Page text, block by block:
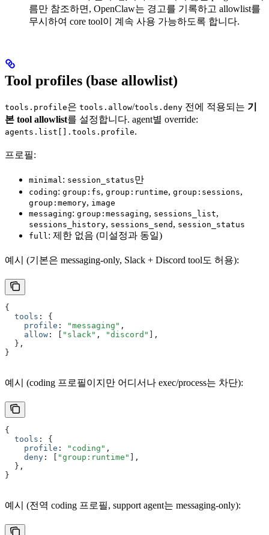
름만 참조하면, OpenClaw는 경고를 기록하고 allowlist를
무시하여 core tool이 계속 사용 가능하도록 합니다.
Tool profiles (base allowlist)
tools.profile은 tools.allow/tools.deny 전에 적용되는 기
본 tool allowlist를 설정합니다. agent별 override:
agents.list[].tools.profile.
프로필:
minimal : session_status만
coding: group:fs, group:runtime, group:sessions,
group:memory, image
messaging: group:messaging, sessions_list,
sessions_history, sessions_send , session_status
full : 제한 없음 (미설정과 동일)
예시 (기본은 messaging-only, Slack + Discord tool도 허용):
{
  tools
:
{
    profile
: "messaging" ,
    allow
: "slack" , "discord"
,
  }
,
}
예시 (coding 프로필이지만 어디서나 exec/process는 차단):
{
  tools
:
{
    profile
: "coding" ,
    deny
: "group:runtime"
,
  }
,
}
예시 (전역 coding 프로필, support agent는 messaging-only):